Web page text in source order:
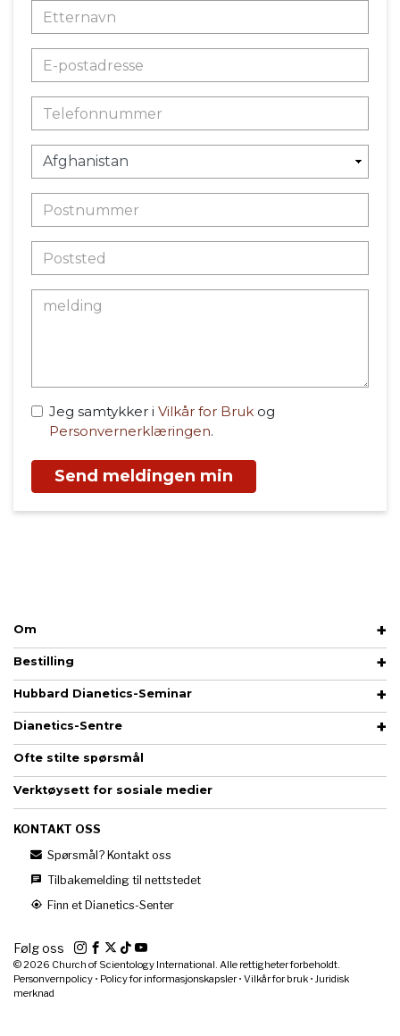
Jeg samtykker i Vilkår for Bruk og
Personvernerklæringen.
Send meldingen min
Om
Bestilling
Hubbard Dianetics-Seminar
Dianetics-Sentre
Ofte stilte spørsmål
Verktøysett for sosiale medier
KONTAKT OSS
Spørsmål? Kontakt oss
Tilbakemelding til nettstedet
Finn et Dianetics-Senter
Følg oss
© 2026 Church of Scientology International. Alle rettigheter forbeholdt.
Personvernpolicy • Policy for informasjonskapsler• Vilkår for bruk • Juridisk
merknad